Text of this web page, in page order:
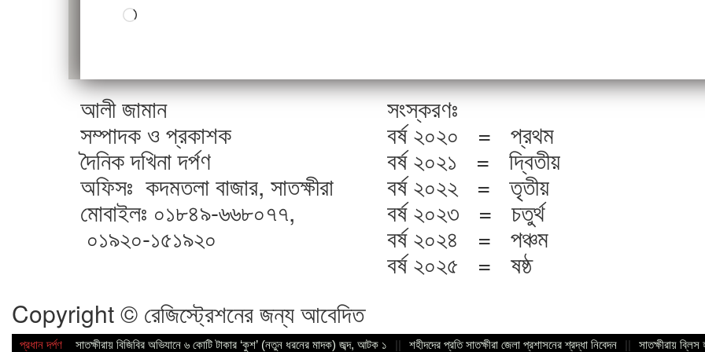
Loading…
আলী জামান
সম্পাদক ও প্রকাশক
দৈনিক দখিনা দর্পণ
অফিসঃ কদমতলা বাজার, সাতক্ষীরা
মোবাইলঃ ০১৮৪৯-৬৬৮০৭৭,
০১৯২০-১৫১৯২০
সংস্করণঃ
বর্ষ ২০২০ = প্রথম
বর্ষ ২০২১ = দ্বিতীয়
বর্ষ ২০২২ = তৃতীয়
বর্ষ ২০২৩ = চতুর্থ
বর্ষ ২০২৪ = পঞ্চম
বর্ষ ২০২৫ = ষষ্ঠ
Copyright © রেজিস্ট্রেশনের জন্য আবেদিত
প্রধান দর্পণ সাতক্ষীরায় বিজিবির অভিযানে ৬ কোটি টাকার ‘কুশ’ (নতুন ধরনের মাদক) জব্দ, আটক ১ || শহীদদের প্রতি সাতক্ষীরা জেলা প্রশাসনের শ্রদ্ধা নিবেদন || সাতক্ষীরায়